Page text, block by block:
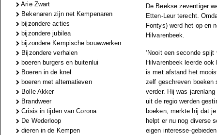
Arie Zwart
Bekenaren zijn net Kempenaren
bijzondere acties
bijzondere jubilea
bijzondere Kempische bouwwerken
Bijzondere verhalen
boeren burgers en buitenlui
Boeren in de knel
boeren met alternatieven
Bolle Akker
Brandweer
Crisis in tijden van Corona
De Wederloop
dieren in de Kempen
De Beekse zeventiger
Etten-Leur terecht.
Fontys) werd het op en
Hilvarenbeek.
‘Nooit een seconde
Hilvarenbeek leerde
is met afstand het
zelf geschreven boeken
verder. Hij was
uit de regio werden
boeken, merkte hij dat
helpt er nu nog diverse
eigen interesse-